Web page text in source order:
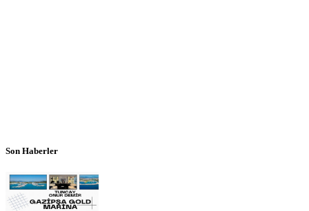
Son Haberler